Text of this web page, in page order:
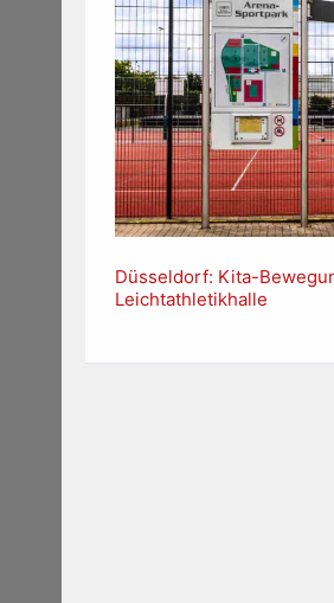
Düsseldorf: Kita-
Leichtathletikhalle